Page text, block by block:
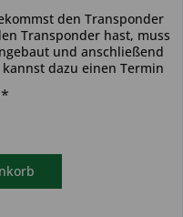
den Transponder
Transponder hast, muss
und anschließend
dazu einen Termin